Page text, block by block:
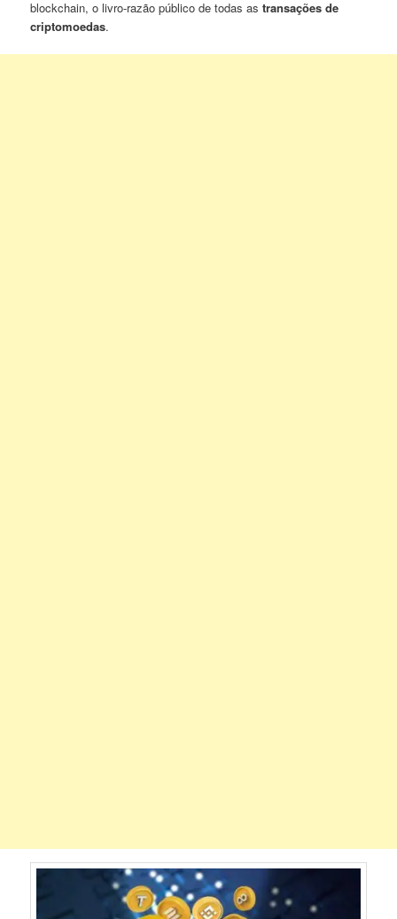
blockchain, o livro-razão público de todas astransações de
criptomoedas.